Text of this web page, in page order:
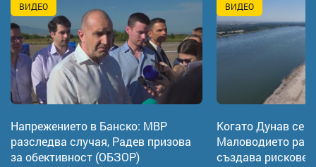
ВИДЕО
Напрежението в Банско: МВР
разследва случая, Радев призова
за обективност (ОБЗОР)
ВИДЕО
Когато Дунав се
Малoводието
създава рискове